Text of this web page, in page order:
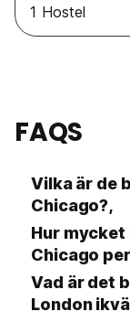
1 Hostel
FAQS
Vilka är de
Chicago?,
Hur
Chicago
Vad är det
London